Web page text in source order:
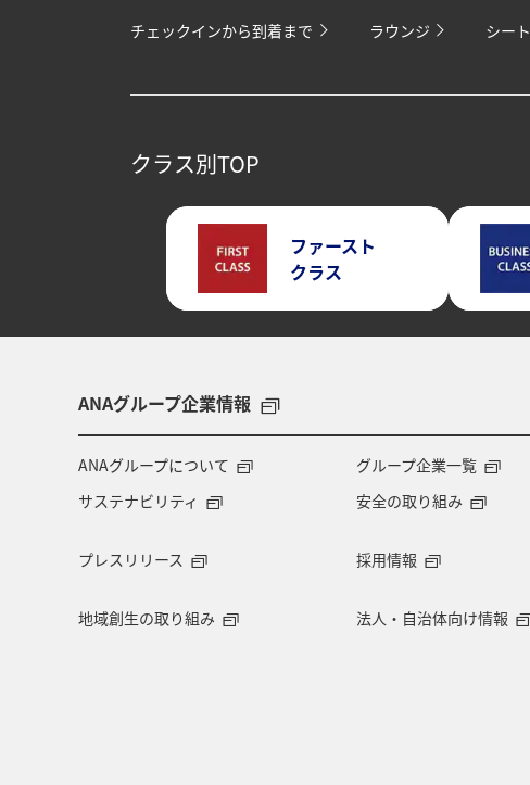
チェックインから到着まで ラウンジ シート
クラス別TOP
ファースト
クラス
ANAグループ企業情報
ANAグループについて グループ企業一覧
サステナビリティ
安全の取り組み
プレスリリース
採用情報
地域創生の取り組み 法人・自治体向け情報